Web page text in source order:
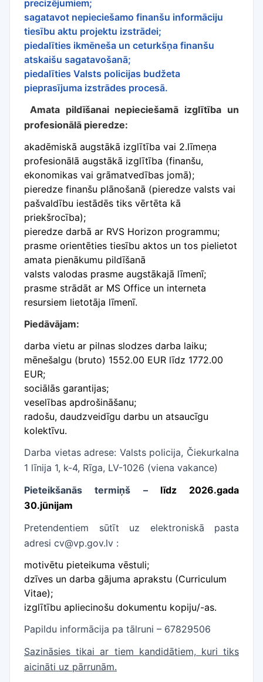
precizējumiem;
sagatavot nepieciešamo finanšu informāciju
tiesību aktu projektu izstrādei;
piedalīties ikmēneša un ceturkšņa finanšu
atskaišu sagatavošanā;
piedalīties Valsts policijas budžeta
pieprasījuma izstrādes procesā.
Amata pildīšanai nepieciešamā izglītība un
profesionālā pieredze:
akadēmiskā augstākā izglītība vai 2.līmeņa
profesionālā augstākā izglītība (finanšu,
ekonomikas vai grāmatvedības jomā);
pieredze finanšu plānošanā (pieredze valsts vai
pašvaldību iestādēs tiks vērtēta kā
priekšrocība);
pieredze darbā ar RVS Horizon programmu;
prasme orientēties tiesību aktos un tos pielietot
amata pienākumu pildīšanā
valsts valodas prasme augstākajā līmenī;
prasme strādāt ar MS Office un interneta
resursiem lietotāja līmenī.
Piedāvājam:
darba vietu ar pilnas slodzes darba laiku;
mēnešalgu (bruto) 1552.00 EUR līdz 1772.00
EUR;
sociālās garantijas;
veselības apdrošināšanu;
radošu, daudzveidīgu darbu un atsaucīgu
kolektīvu.
Darba vietas adrese: Valsts policija, Čiekurkalna
1 līnija 1, k-4, Rīga, LV-1026 (viena vakance)
Pieteikšanās termiņš –līdz 2026.gada
30.jūnijam
Pretendentiem sūtīt uz elektroniskā pasta
adresi cv@vp.gov.lv :
motivētu pieteikuma vēstuli;
dzīves un darba gājuma aprakstu (Curriculum
Vitae);
izglītību apliecinošu dokumentu kopiju/-as.
Papildu informācija pa tālruni – 67829506
Sazināsies tikai ar tiem kandidātiem, kuri tiks
aicināti uz pārrunām.